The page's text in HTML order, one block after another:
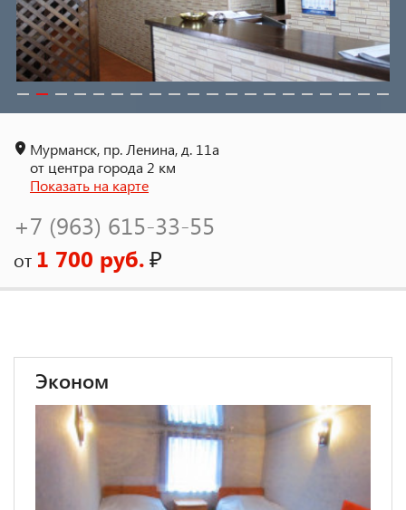
Мурманск, пр. Ленина, д. 11а
от центра города 2 км
Показать на карте
+7 (963) 615-33-55
от 1 700 руб.₽
Эконом